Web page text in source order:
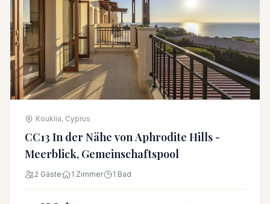
Kouklia, Cyprus
CC13 In der Nähe von Aphrodite Hills -
Meerblick, Gemeinschaftspool
2 Gäste 1 Zimmer 1 Bad